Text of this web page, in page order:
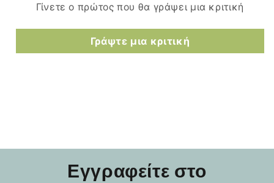
Γίνετε ο πρώτος που θα γράψει μια κριτική
Γράψτε μια κριτική
Εγγραφείτε στο